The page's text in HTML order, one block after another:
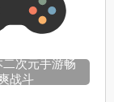
次元手游畅
战斗